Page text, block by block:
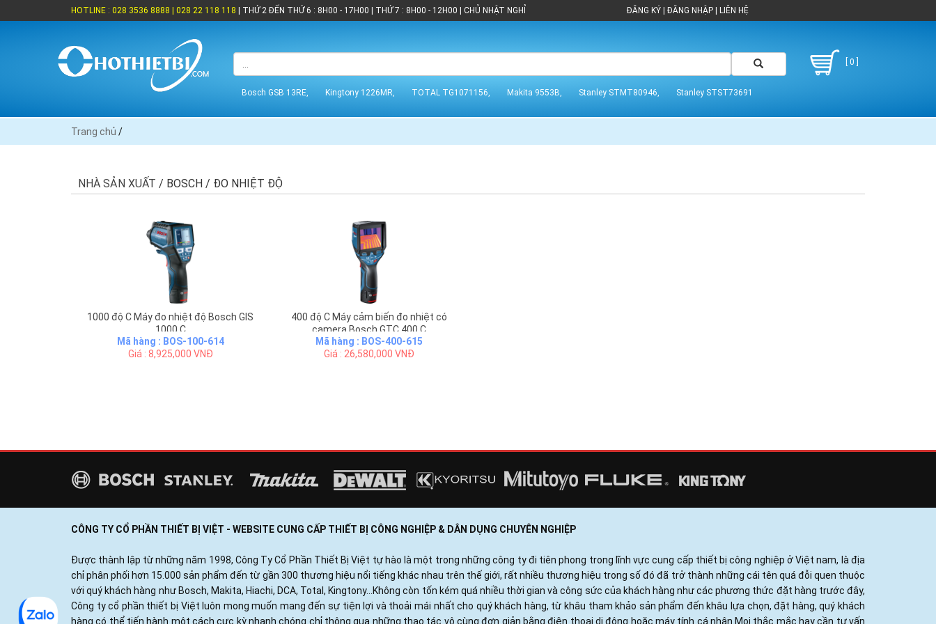
HOTLINE : 028 3536 8888 | 028 22 118 118 | THỨ 2 ĐẾN THỨ 6 : 8H00 - 17H00 | THỨ 7 : 8H00 - 12H00 | CHỦ NHẬT NGHỈ ĐĂNG KÝ ĐĂNG NHẬP LIÊN HỆ
Bosch GSB 13RE, Kingtony 1226MR, TOTAL TG1071156, Makita 9553B, Stanley STMT80946, Stanley STST73691
[ 0 ]
Trang chủ /
NHÀ SẢN XUẤT / BOSCH / ĐO NHIỆT ĐỘ
1000 độ C Máy đo nhiệt độ Bosch GIS
1000 C
Mã hàng : BOS-100-614
Giá : 8,925,000 VNĐ
400 độ C Máy cảm biến đo nhiệt có
camera Bosch GTC 400 C
Mã hàng : BOS-400-615
Giá : 26,580,000 VNĐ
CÔNG TY CỔ PHẦN THIẾT BỊ VIỆT - WEBSITE CUNG CẤP THIẾT BỊ CÔNG NGHIỆP & DÂN DỤNG CHUYÊN NGHIỆP
Được thành lập từ những năm 1998, Công Ty Cổ Phần Thiết Bị Việt tự hào là một trong những công ty đi tiên phong trong lĩnh vực cung cấp thiết bị công nghiệp ở Việt nam, là địa
chỉ phân phối hơn 15.000 sản phẩm đến từ gần 300 thương hiệu nổi tiếng khác nhau trên thế giới, rất nhiều thương hiệu trong số đó đã trở thành những cái tên quá đỗi quen thuộc
với quý khách hàng như Bosch, Makita, Hiachi, DCA, Total, Kingtony...Không còn tốn kém quá nhiều thời gian và công sức của khách hàng như các phương thức đặt hàng trước đây,
Công ty cổ phần thiết bị Việt luôn mong muốn mang đến sự tiện lợi và thoải mái nhất cho quý khách hàng, từ khâu tham khảo sản phẩm đến khâu lựa chọn, đặt hàng, quý khách
hàng có thể tiến hành một cách cực kỳ nhanh chóng chỉ thông qua những thao tác vô cùng đơn giản bằng điện thoại di động hoặc máy tính cá nhân.Mọi thắc mắc hay cần tư vấn